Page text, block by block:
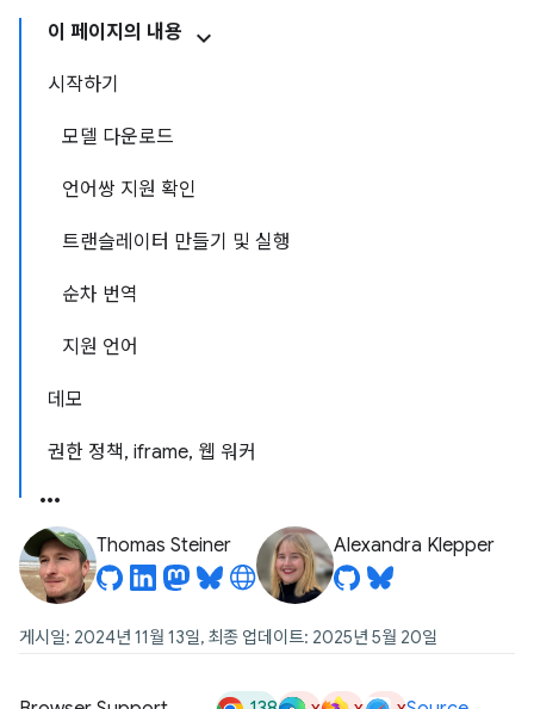
이 페이지의 내용
시작하기
모델 다운로드
언어쌍 지원 확인
트랜슬레이터 만들기 및 실행
순차 번역
지원 언어
데모
권한 정책, iframe, 웹 워커
Thomas Steiner Alexandra Klepper
게시일: 2024년 11월 13일, 최종 업데이트: 2025년 5월 20일